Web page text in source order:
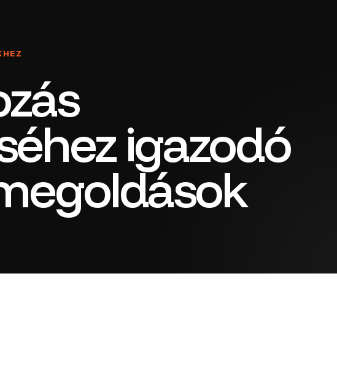
igazodó